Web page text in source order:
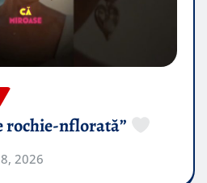
rochie-nflorată”
2026